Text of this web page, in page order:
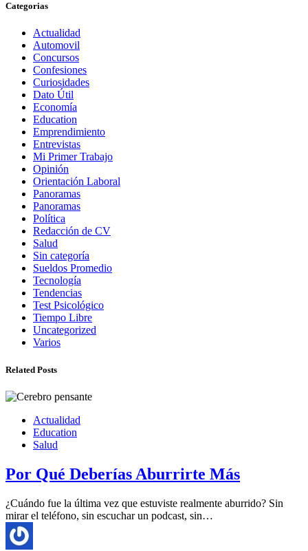
Categorias
Actualidad
Automovil
Concursos
Confesiones
Curiosidades
Dato Útil
Economía
Education
Emprendimiento
Entrevistas
Mi Primer Trabajo
Opinión
Orientación Laboral
Panoramas
Panoramas
Política
Redacción de CV
Salud
Sin categoría
Sueldos Promedio
Tecnología
Tendencias
Test Psicológico
Tiempo Libre
Uncategorized
Varios
Related Posts
Actualidad
Education
Salud
Por Qué Deberías Aburrirte Más
¿Cuándo fue la última vez que estuviste realmente aburrido? Sin
mirar el teléfono, sin escuchar un podcast, sin…